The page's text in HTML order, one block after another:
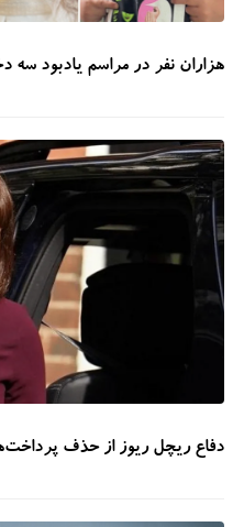
هزاران نفر در مراسم یادبود سه
دفاع ریچل ریوز از حذف